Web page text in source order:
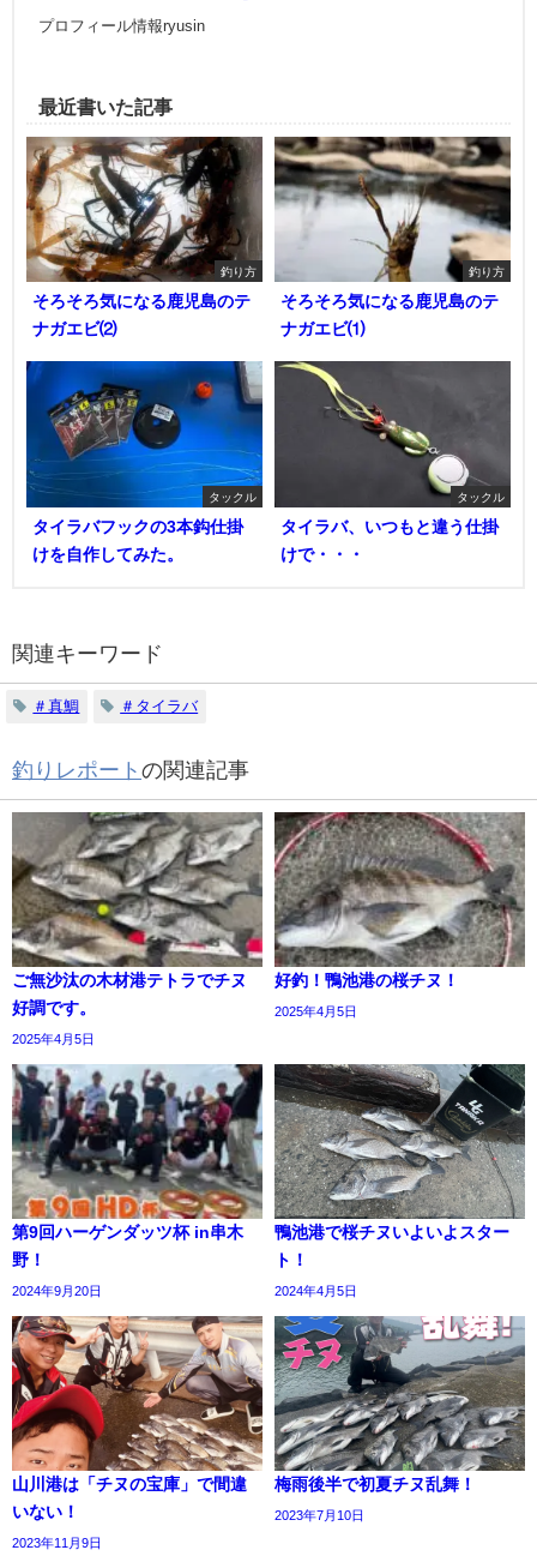
プロフィール情報ryusin
最近書いた記事
釣り方
そろそろ気になる鹿児島のテ
ナガエビ⑵
釣り方
そろそろ気になる鹿児島のテ
ナガエビ⑴
タックル
タイラバフックの3本鈎仕掛
けを自作してみた。
タックル
タイラバ、いつもと違う仕掛
けで・・・
関連キーワード
＃真鯛 ＃タイラバ
釣りレポート の関連記事
ご無沙汰の木材港テトラでチヌ
好調です。
2025年4月5日
好釣！鴨池港の桜チヌ！
2025年4月5日
第9回ハーゲンダッツ杯 in串木
野！
2024年9月20日
鴨池港で桜チヌいよいよスター
ト！
2024年4月5日
山川港は「チヌの宝庫」で間違
いない！
2023年11月9日
梅雨後半で初夏チヌ乱舞！
2023年7月10日